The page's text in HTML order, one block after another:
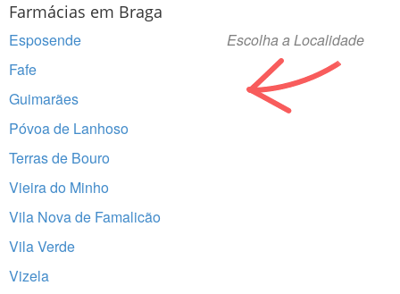
Farmácias em Braga
Esposende
Fafe
Guimarães
Póvoa de Lanhoso
Terras de Bouro
Vieira do Minho
Vila Nova de Famalicão
Vila Verde
Vizela
Escolha a Localidade